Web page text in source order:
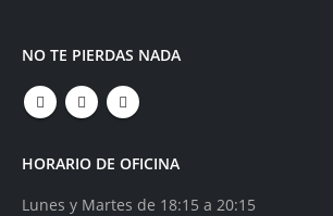
NO TE PIERDAS NADA
HORARIO DE OFICINA
Lunes y Martes de 18:15 a 20:15